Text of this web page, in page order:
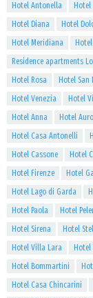
Hotel Antonella
Hotel Diana
Hotel
Hotel Meridiana
Residence apartments
Hotel Rosa
Hotel San
Hotel Venezia
Hotel
Hotel Anna
Hotel
Hotel Casa Antonelli
Hotel Cassone
Hotel
Hotel Firenze
Hotel
Hotel Lago di Garda
Hotel Paola
Hotel
Hotel Sirena
Hotel
Hotel Villa Lara
Hotel Bommartini
Hotel Casa Chincarini